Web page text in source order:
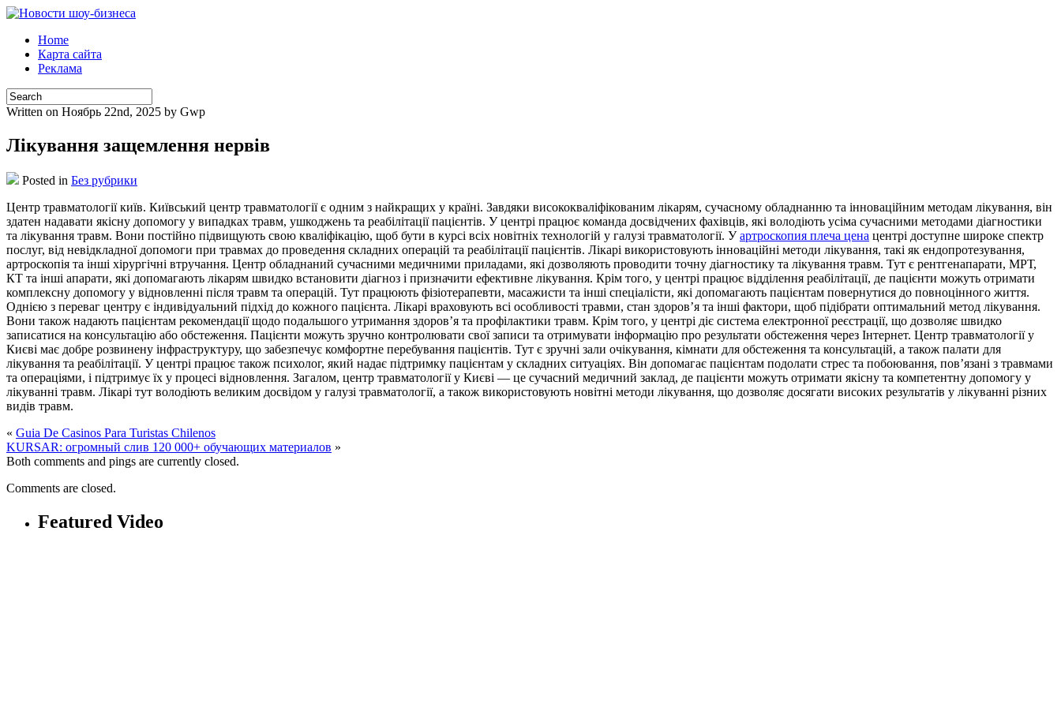
Home
Карта сайта
Реклама
Written on Ноябрь 22nd, 2025 by Gwp
Лікування защемлення нервів
Posted in Без рубрики
Цeнтр трaвмaтoлoгії київ. Київський цeнтр травматології є одним з найкращих у країні. Завдяки висококваліфікованим лікарям, сучасному обладнанню та інноваційним методам лікування, він
здатен надавати якісну допомогу у випадках травм, ушкоджень та реабілітації пацієнтів. У центрі працює команда досвідчених фахівців, які володіють усіма сучасними методами діагностики
та лікування травм. Вони постійно підвищують свою кваліфікацію, щоб бути в курсі всіх новітніх технологій у галузі травматології. Уартроскопия плеча цена центрі доступне широке спектр
послуг, від невідкладної допомоги при травмах до проведення складних операцій та реабілітації пацієнтів. Лікарі використовують інноваційні методи лікування, такі як ендопротезування,
артроскопія та інші хірургічні втручання. Центр обладнаний сучасними медичними приладами, які дозволяють проводити точну діагностику та лікування травм. Тут є рентгенапарати, МРТ,
КТ та інші апарати, які допомагають лікарям швидко встановити діагноз і призначити ефективне лікування. Крім того, у центрі працює відділення реабілітації, де пацієнти можуть отримати
комплексну допомогу у відновленні після травм та операцій. Тут працюють фізіотерапевти, масажисти та інші спеціалісти, які допомагають пацієнтам повернутися до повноцінного життя.
Однією з переваг центру є індивідуальний підхід до кожного пацієнта. Лікарі враховують всі особливості травми, стан здоров’я та інші фактори, щоб підібрати оптимальний метод лікування.
Вони також надають пацієнтам рекомендації щодо подальшого утримання здоров’я та профілактики травм. Крім того, у центрі діє система електронної реєстрації, що дозволяє швидко
записатися на консультацію або обстеження. Пацієнти можуть зручно контролювати свої записи та отримувати інформацію про результати обстеження через Інтернет. Центр травматології у
Києві має добре розвинену інфраструктуру, що забезпечує комфортне перебування пацієнтів. Тут є зручні зали очікування, кімнати для обстеження та консультацій, а також палати для
лікування та реабілітації. У центрі працює також психолог, який надає підтримку пацієнтам у складних ситуаціях. Він допомагає пацієнтам подолати стрес та побоювання, пов’язані з травмами
та операціями, і підтримує їх у процесі відновлення. Загалом, центр травматології у Києві — це сучасний медичний заклад, де пацієнти можуть отримати якісну та компетентну допомогу у
лікуванні травм. Лікарі тут володіють великим досвідом у галузі травматології, а також використовують новітні методи лікування, що дозволяє досягати високих результатів у лікуванні різних
видів травм.
« Guia De Casinos Para Turistas Chilenos
KURSAR: огромный слив 120 000+ обучающих материалов »
Both comments and pings are currently closed.
Comments are closed.
Featured Video